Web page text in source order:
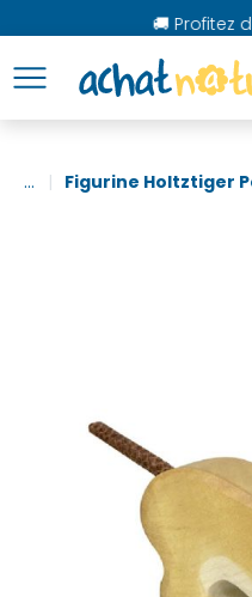
🚚 Profitez
... Figurine Holtztiger